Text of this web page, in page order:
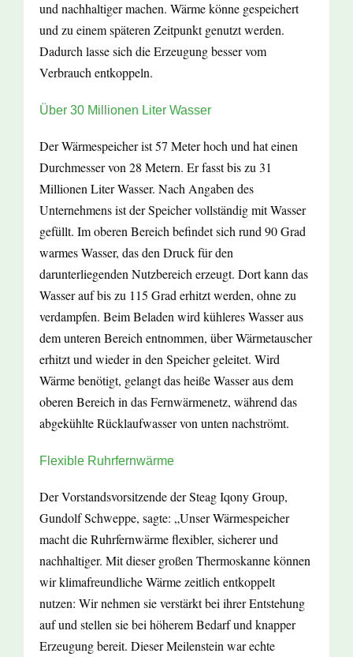
und nachhaltiger machen. Wärme könne gespeichert
und zu einem späteren Zeitpunkt genutzt werden.
Dadurch lasse sich die Erzeugung besser vom
Verbrauch entkoppeln.
Über 30 Millionen Liter Wasser
Der Wärmespeicher ist 57 Meter hoch und hat einen
Durchmesser von 28 Metern. Er fasst bis zu 31
Millionen Liter Wasser. Nach Angaben des
Unternehmens ist der Speicher vollständig mit Wasser
gefüllt. Im oberen Bereich befindet sich rund 90 Grad
warmes Wasser, das den Druck für den
darunterliegenden Nutzbereich erzeugt. Dort kann das
Wasser auf bis zu 115 Grad erhitzt werden, ohne zu
verdampfen. Beim Beladen wird kühleres Wasser aus
dem unteren Bereich entnommen, über Wärmetauscher
erhitzt und wieder in den Speicher geleitet. Wird
Wärme benötigt, gelangt das heiße Wasser aus dem
oberen Bereich in das Fernwärmenetz, während das
abgekühlte Rücklaufwasser von unten nachströmt.
Flexible Ruhrfernwärme
Der Vorstandsvorsitzende der Steag Iqony Group,
Gundolf Schweppe, sagte: „Unser Wärmespeicher
macht die Ruhrfernwärme flexibler, sicherer und
nachhaltiger. Mit dieser großen Thermoskanne können
wir klimafreundliche Wärme zeitlich entkoppelt
nutzen: Wir nehmen sie verstärkt bei ihrer Entstehung
auf und stellen sie bei höherem Bedarf und knapper
Erzeugung bereit. Dieser Meilenstein war echte